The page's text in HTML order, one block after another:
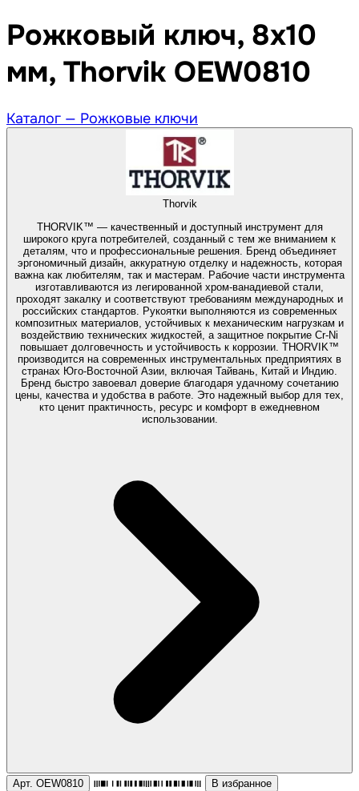
Рожковый ключ, 8x10
мм, Thorvik OEW0810
Каталог — Рожковые ключи
Thorvik
THORVIK™ — качественный и доступный инструмент для
широкого круга потребителей, созданный с тем же вниманием к
деталям, что и профессиональные решения. Бренд объединяет
эргономичный дизайн, аккуратную отделку и надежность, которая
важна как любителям, так и мастерам. Рабочие части инструмента
изготавливаются из легированной хром-ванадиевой стали,
проходят закалку и соответствуют требованиям международных и
российских стандартов. Рукоятки выполняются из современных
композитных материалов, устойчивых к механическим нагрузкам и
воздействию технических жидкостей, а защитное покрытие Cr-Ni
повышает долговечность и устойчивость к коррозии. THORVIK™
производится на современных инструментальных предприятиях в
странах Юго-Восточной Азии, включая Тайвань, Китай и Индию.
Бренд быстро завоевал доверие благодаря удачному сочетанию
цены, качества и удобства в работе. Это надежный выбор для тех,
кто ценит практичность, ресурс и комфорт в ежедневном
использовании.
Арт. OEW0810 В избранное